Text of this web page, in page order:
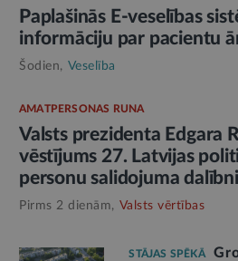
Paplašinās E-veselības
informāciju par pacientu
Šodien, Veselība
AMATPERSONAS RUNA
Valsts prezidenta Edgara
vēstījums 27. Latvijas
personu salidojuma
Pirms 2 dienām, Valsts vērtības
STĀJAS SPĒKĀ